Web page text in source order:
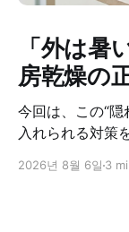
「外は
房乾燥の
今回は、この“隠
入れられる対策
2026년 8월 6일 3